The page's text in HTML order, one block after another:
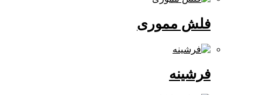
فلش مموری